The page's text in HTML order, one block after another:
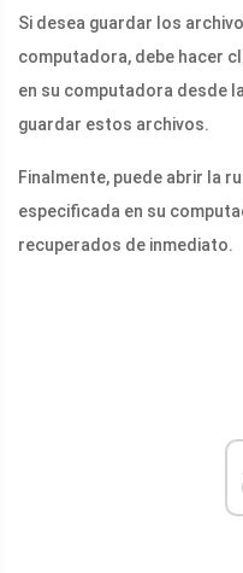
Si desea guardar los
computadora, debe hacer
en su computadora desde
guardar estos archivos.
Finalmente, puede abrir la
especificada en su
recuperados de inmediato.